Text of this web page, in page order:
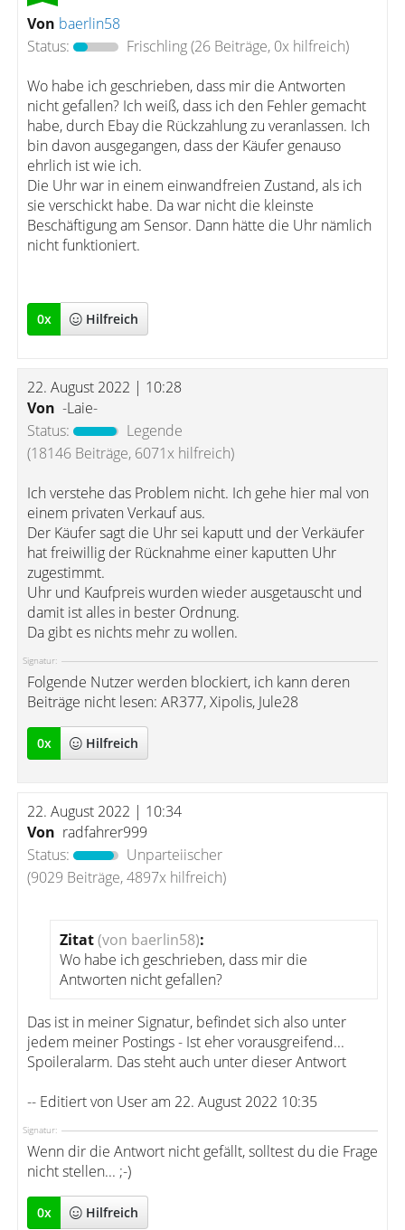
Von baerlin58
Status:
Frischling(26 Beiträge, 0x hilfreich)
Wo habe ich geschrieben, dass mir die Antworten
nicht gefallen? Ich weiß, dass ich den Fehler gemacht
habe, durch Ebay die Rückzahlung zu veranlassen. Ich
bin davon ausgegangen, dass der Käufer genauso
ehrlich ist wie ich.
Die Uhr war in einem einwandfreien Zustand, als ich
sie verschickt habe. Da war nicht die kleinste
Beschäftigung am Sensor. Dann hätte die Uhr nämlich
nicht funktioniert.
0x Hilfreich
22. August 2022 | 10:28
Von -Laie-
Status:
Legende
(18146 Beiträge, 6071x hilfreich)
Ich verstehe das Problem nicht. Ich gehe hier mal von
einem privaten Verkauf aus.
Der Käufer sagt die Uhr sei kaputt und der Verkäufer
hat freiwillig der Rücknahme einer kaputten Uhr
zugestimmt.
Uhr und Kaufpreis wurden wieder ausgetauscht und
damit ist alles in bester Ordnung.
Da gibt es nichts mehr zu wollen.
Signatur:
Folgende Nutzer werden blockiert, ich kann deren
Beiträge nicht lesen: AR377, Xipolis, Jule28
0x Hilfreich
22. August 2022 | 10:34
Von radfahrer999
Status:
Unparteiischer
(9029 Beiträge, 4897x hilfreich)
Zitat(von baerlin58):
Wo habe ich geschrieben, dass mir die
Antworten nicht gefallen?
Das ist in meiner Signatur, befindet sich also unter
jedem meiner Postings - Ist eher vorausgreifend...
Spoileralarm. Das steht auch unter dieser Antwort
-- Editiert von User am 22. August 2022 10:35
Signatur:
Wenn dir die Antwort nicht gefällt, solltest du die Frage
nicht stellen... ;-)
0x Hilfreich